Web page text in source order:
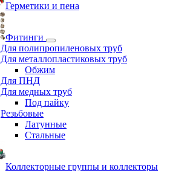
Герметики и пена
Фитинги
Для полипропиленовых труб
Для металлопластиковых труб
Обжим
Для ПНД
Для медных труб
Под пайку
Резьбовые
Латунные
Cтальные
Коллекторные группы и коллекторы